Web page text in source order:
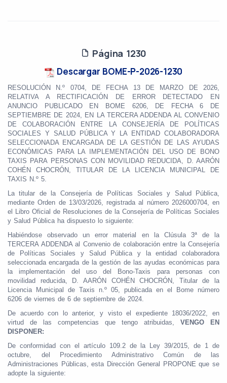
Página 1230
Descargar BOME-P-2026-1230
RESOLUCIÓN N.º 0704, DE FECHA 13 DE MARZO DE 2026,
RELATIVA A RECTIFICACIÓN DE ERROR DETECTADO EN
ANUNCIO PUBLICADO EN BOME 6206, DE FECHA 6 DE
SEPTIEMBRE DE 2024, EN LA TERCERA ADDENDA AL CONVENIO
DE COLABORACIÓN ENTRE LA CONSEJERÍA DE POLÍTICAS
SOCIALES Y SALUD PÚBLICA Y LA ENTIDAD COLABORADORA
SELECCIONADA ENCARGADA DE LA GESTIÓN DE LAS AYUDAS
ECONÓMICAS PARA LA IMPLEMENTACIÓN DEL USO DE BONO
TAXIS PARA PERSONAS CON MOVILIDAD REDUCIDA, D. AARÓN
COHÉN CHOCRÓN, TITULAR DE LA LICENCIA MUNICIPAL DE
TAXIS N.º 5.
La titular de la Consejería de Políticas Sociales y Salud Pública,
mediante Orden de 13/03/2026, registrada al número 2026000704, en
el Libro Oficial de Resoluciones de la Consejería de Políticas Sociales
y Salud Pública ha dispuesto lo siguiente:
Habiéndose observado un error material en la Clúsula 3ª de la
TERCERA ADDENDA al Convenio de colaboración entre la Consejería
de Políticas Sociales y Salud Pública y la entidad colaboradora
seleccionada encargada de la gestión de las ayudas económicas para
la implementación del uso del Bono-Taxis para personas con
movilidad reducida, D. AARÓN COHÉN CHOCRÓN, Titular de la
Licencia Municipal de Taxis n.º 05, publicada en el Bome número
6206 de viernes de 6 de septiembre de 2024.
De acuerdo con lo anterior, y visto el expediente 18036/2022, en
virtud de las competencias que tengo atribuidas, VENGO EN
DISPONER:
De conformidad con el artículo 109.2 de la Ley 39/2015, de 1 de
octubre, del Procedimiento Administrativo Común de las
Administraciones Públicas, esta Dirección General PROPONE que se
adopte la siguiente: